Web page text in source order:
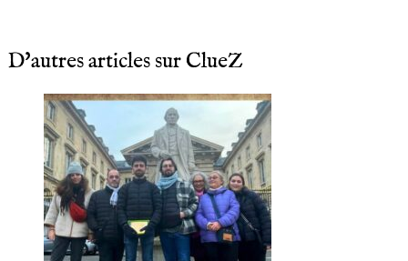
D'autres articles sur ClueZ